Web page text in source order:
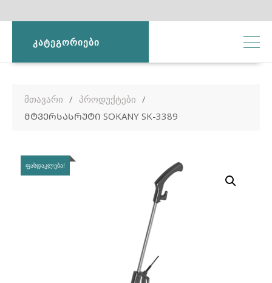
ᲙᲐᲢᲔᲒᲝᲠᲘᲔᲑᲘ
მთავარი
პროდუქტები
ᲛᲢᲕᲔᲠᲡᲐᲡᲠᲣᲢᲘ SOKANY SK-3389
ᲤᲐᲡᲓᲐᲙᲚᲔᲑᲐ!